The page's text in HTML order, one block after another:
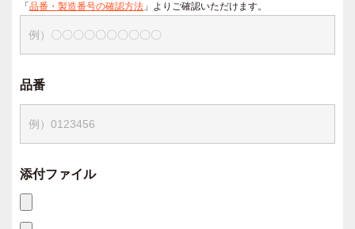
「 品番・製造番号の確認方法 」よりご確認いただけます。
品番
添付ファイル